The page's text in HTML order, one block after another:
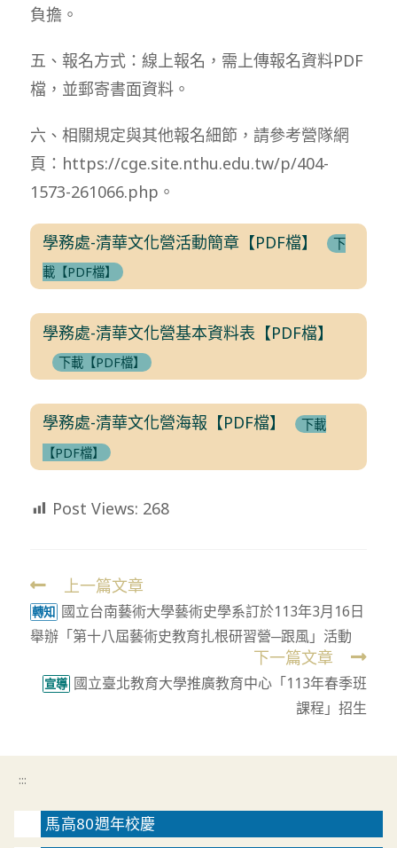
負擔。
五、報名方式：線上報名，需上傳報名資料PDF
檔，並郵寄書面資料。
六、相關規定與其他報名細節，請參考營隊網
頁：https://cge.site.nthu.edu.tw/p/404-
1573-261066.php。
學務處-清華文化營活動簡章【PDF檔】
下
載【PDF檔】
學務處-清華文化營基本資料表【PDF檔】
下載【PDF檔】
學務處-清華文化營海報【PDF檔】
下載
【PDF檔】
Post Views: 268
Read
more
articles
上一篇文章
轉知 國立台南藝術大學藝術史學系訂於113年3月16日
舉辦「第十八屆藝術史教育扎根研習營─跟風」活動
下一篇文章
宣導 國立臺北教育大學推廣教育中心「113年春季班
課程」招生
:::
馬高80週年校慶